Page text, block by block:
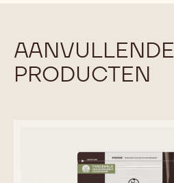
AANVULLENDE
PRODUCTEN